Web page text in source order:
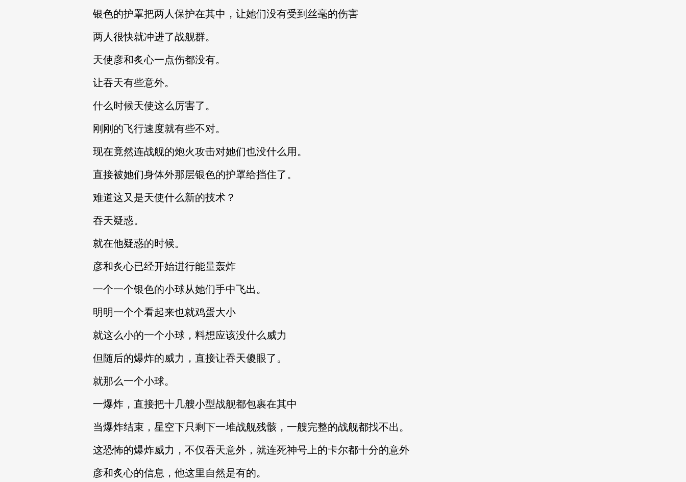
银色的护罩把两人保护在其中，让她们没有受到丝毫的伤害
两人很快就冲进了战舰群。
天使彦和炙心一点伤都没有。
让吞天有些意外。
什么时候天使这么厉害了。
刚刚的飞行速度就有些不对。
现在竟然连战舰的炮火攻击对她们也没什么用。
直接被她们身体外那层银色的护罩给挡住了。
难道这又是天使什么新的技术？
吞天疑惑。
就在他疑惑的时候。
彦和炙心已经开始进行能量轰炸
一个一个银色的小球从她们手中飞出。
明明一个个看起来也就鸡蛋大小
就这么小的一个小球，料想应该没什么威力
但随后的爆炸的威力，直接让吞天傻眼了。
就那么一个小球。
一爆炸，直接把十几艘小型战舰都包裹在其中
当爆炸结束，星空下只剩下一堆战舰残骸，一艘完整的战舰都找不出。
这恐怖的爆炸威力，不仅吞天意外，就连死神号上的卡尔都十分的意外
彦和炙心的信息，他这里自然是有的。